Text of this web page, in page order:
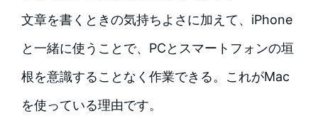
文章を書くときの気持ちよさに加えて、iPhone
と一緒に使うことで、PCとスマートフォンの垣
根を意識することなく作業できる。これがMac
を使っている理由です。